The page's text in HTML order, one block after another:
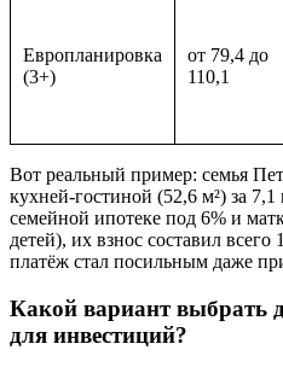
Европланировка
(3+)
от 79,4 до
110,1
Вот реальный пример: семья
кухней-гостиной (52,6 м²) за
семейной ипотеке под 6% и
детей), их взнос составил
платёж стал посильным даже
Какой вариант выбрать
для инвестиций?